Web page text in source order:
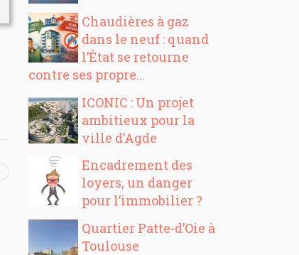
Chaudières à gaz
dans le neuf : quand
l’État se retourne
contre ses propre...
ICONIC : Un projet
ambitieux pour la
ville d’Agde
Encadrement des
loyers, un danger
pour l’immobilier ?
Quartier Patte-d’Oie à
Toulouse